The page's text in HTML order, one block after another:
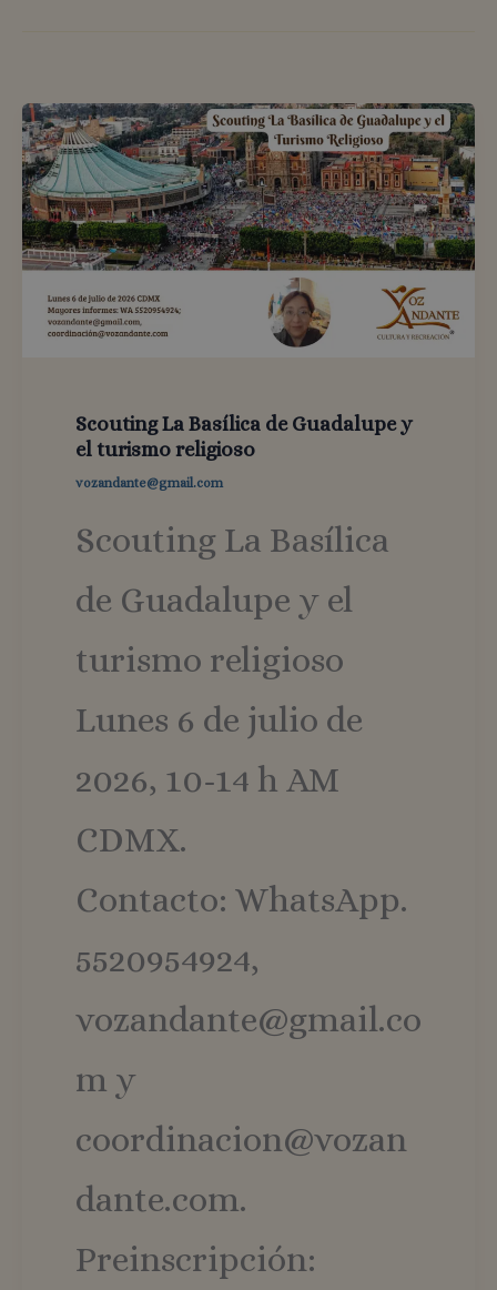
Scouting La Basílica de Guadalupe y
el turismo religioso
vozandante@gmail.com
Scouting La Basílica
de Guadalupe y el
turismo religioso
Lunes 6 de julio de
2026, 10-14 h AM
CDMX.
Contacto: WhatsApp.
5520954924,
vozandante@gmail.co
m y
coordinacion@vozan
dante.com.
Preinscripción: